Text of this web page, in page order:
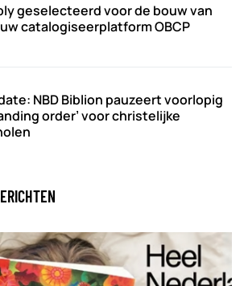
geselecteerd voor de bouw van
catalogiseerplatform OBCP
NBD Biblion pauzeert voorlopig
order’ voor christelijke